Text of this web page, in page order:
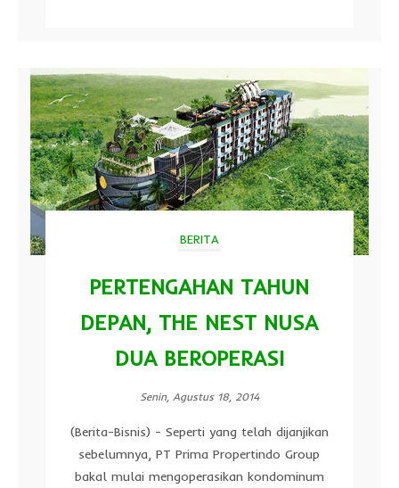
BERITA
PERTENGAHAN TAHUN
DEPAN, THE NEST NUSA
DUA BEROPERASI
Senin, Agustus 18, 2014
(Berita-Bisnis) - Seperti yang telah dijanjikan
sebelumnya, PT Prima Propertindo Group
bakal mulai mengoperasikan kondominum